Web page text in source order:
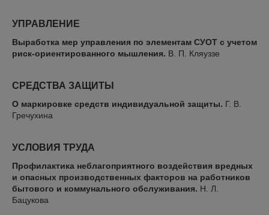
УПРАВЛЕНИЕ
Выработка мер управления по элементам СУОТ с учетом
риск-ориентированного мышления. В. П. Кляуззе
СРЕДСТВА ЗАЩИТЫ
О маркировке средств индивидуальной защиты. Г. В.
Гречухина
УСЛОВИЯ ТРУДА
Профилактика неблагоприятного воздействия вредных
и опасных производственных факторов на работников
бытового и коммунального обслуживания. Н. Л.
Бацукова